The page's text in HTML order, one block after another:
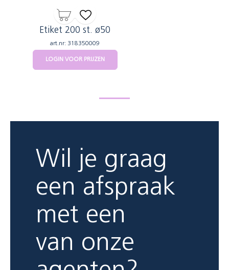
Etiket 200 st. ø50
art.nr: 318350009
LOGIN VOOR PRIJZEN
Wil je graag
een afspraak
met een
van onze